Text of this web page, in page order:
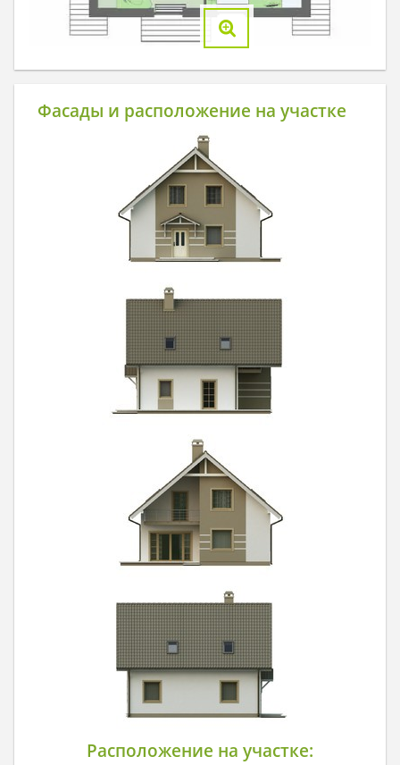
Фасады и расположение на участке
Расположение на участке: